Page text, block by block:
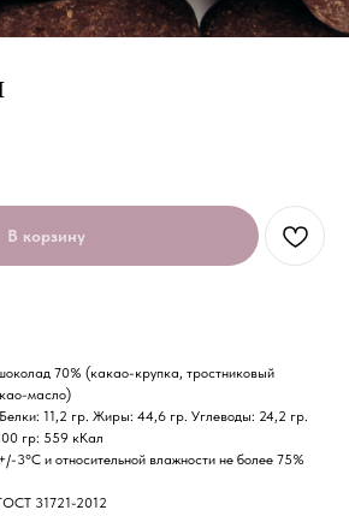
В корзину
70% (какао-крупка, тростниковый
масло)
11,2 гр. Жиры: 44,6 гр. Углеводы: 24,2 гр.
гр: 559 кКал
3°С и относительной влажности не более 75%
31721-2012